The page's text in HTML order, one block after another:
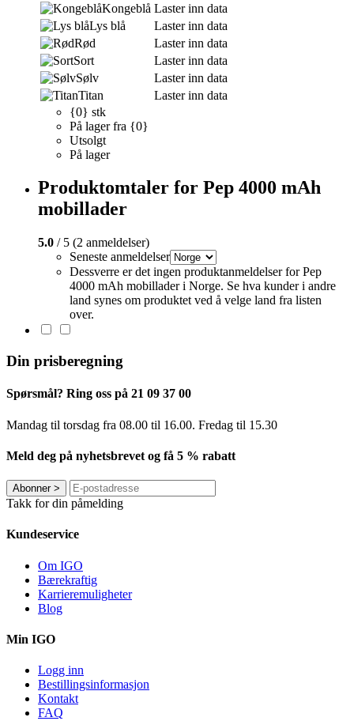
Kongeblå Laster inn data
Lys blå
Laster inn data
Rød
Laster inn data
Sort
Laster inn data
Sølv
Laster inn data
Titan
Laster inn data
{0} stk
På lager fra {0}
Utsolgt
På lager
Produktomtaler for Pep 4000 mAh
mobillader
5.0 / 5 (2 anmeldelser)
Seneste anmeldelser
Dessverre er det ingen produktanmeldelser for Pep
4000 mAh mobillader i Norge. Se hva kunder i andre
land synes om produktet ved å velge land fra listen
over.
Din prisberegning
Spørsmål? Ring oss på 21 09 37 00
Mandag til torsdag ​​fra 08.00 til 16.00. Fredag til 15.30
Meld deg på nyhetsbrevet og få 5 % rabatt
Abonner>
Takk for din påmelding
Kundeservice
Om IGO
Bærekraftig
Karrieremuligheter
Blog
Min IGO
Logg inn
Bestillingsinformasjon
Kontakt
FAQ